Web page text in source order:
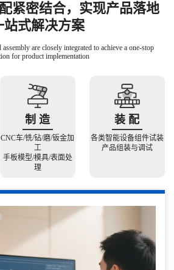
紧密结合，实现产品落地
站式解决方案
are closely integrated to achieve a one-stop
for product implementation
制 造
CNC车/铣/钻/磨/钣金加
工
手板模型/模具/表面处
理
装 配
各类智能设备组件试装
产品组装与调试